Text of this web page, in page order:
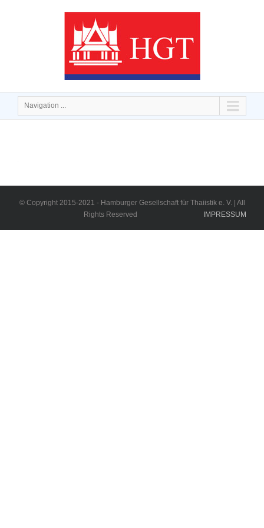
Navigation ...
© Copyright 2015-2021 - Hamburger Gesellschaft für Thaiistik e. V. | All
Rights Reserved
IMPRESSUM